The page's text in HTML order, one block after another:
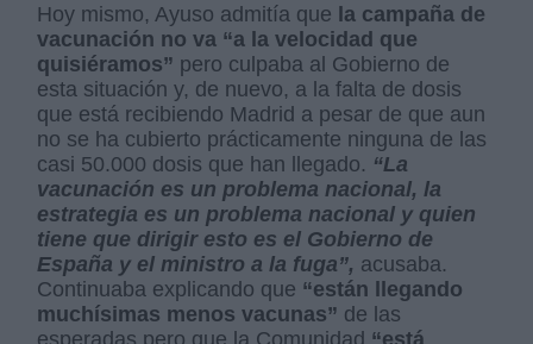
Hoy mismo, Ayuso admitía que la campaña de
vacunación no va “a la velocidad que
quisiéramos” pero culpaba al Gobierno de
esta situación y, de nuevo, a la falta de dosis
que está recibiendo Madrid a pesar de que aun
no se ha cubierto prácticamente ninguna de las
casi 50.000 dosis que han llegado. “La
vacunación es un problema nacional, la
estrategia es un problema nacional y quien
tiene que dirigir esto es el Gobierno de
España y el ministro a la fuga”, acusaba.
Continuaba explicando que “están llegando
muchísimas menos vacunas” de las
esperadas pero que la Comunidad “está